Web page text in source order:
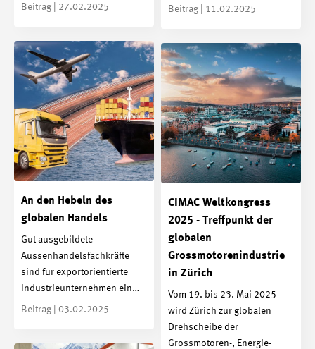
Beitrag | 27.02.2025 Beitrag | 11.02.2025
An den Hebeln des
globalen Handels
Gut ausgebildete
Aussenhandelsfachkräfte
sind für exportorientierte
Industrieunternehmen ein…
Beitrag | 03.02.2025
CIMAC Weltkongress
2025 - Treffpunkt der
globalen
Grossmotorenindustrie
in Zürich
Vom 19. bis 23. Mai 2025
wird Zürich zur globalen
Drehscheibe der
Grossmotoren-, Energie-